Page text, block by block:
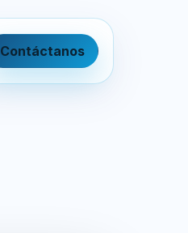
Contáctanos